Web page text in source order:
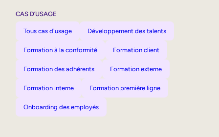
CAS D’USAGE
Tous cas d'usage Développement des talents
Formation à la conformité Formation client
Formation des adhérents Formation externe
Formation interne Formation première ligne
Onboarding des employés